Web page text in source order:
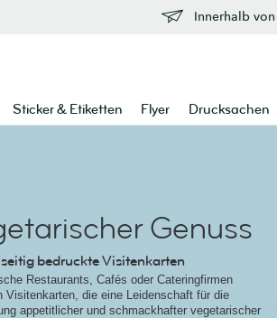
Innerhalb
Sticker & Etiketten Flyer Drucksachen
Genuss
bedruckte Visitenkarten
Restaurants, Cafés oder Cateringfirmen
Visitenkarten, die eine Leidenschaft für die
appetitlicher und schmackhafter vegetarischer